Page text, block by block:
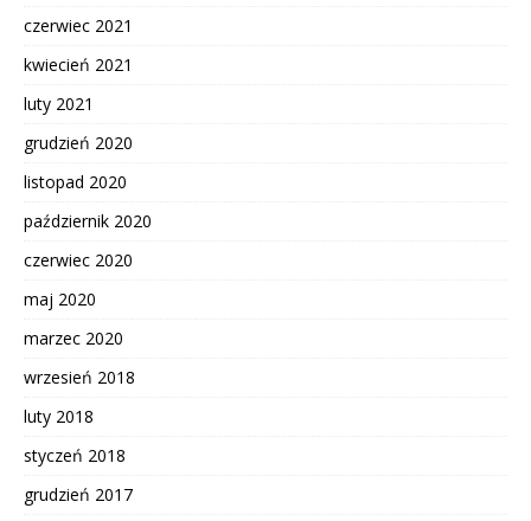
czerwiec 2021
kwiecień 2021
luty 2021
grudzień 2020
listopad 2020
październik 2020
czerwiec 2020
maj 2020
marzec 2020
wrzesień 2018
luty 2018
styczeń 2018
grudzień 2017